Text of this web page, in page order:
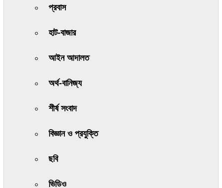
প্রবাস
হাট-বাজার
আইন আদালত
অর্থ-বানিজ্য
শীর্ষ সংবাদ
বিজ্ঞান ও প্রযুক্তি
ছবি
ভিডিও